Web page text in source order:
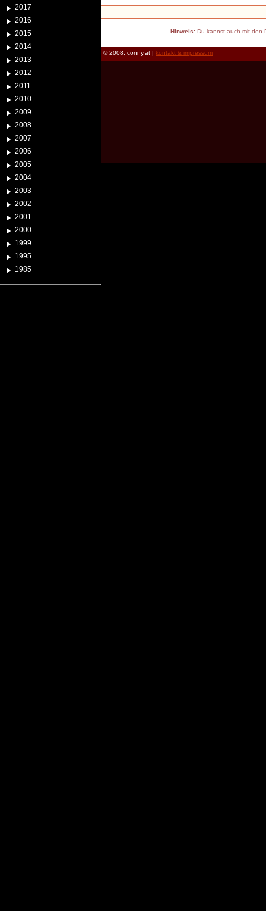
2017
2016
2015
2014
2013
2012
2011
2010
2009
2008
2007
2006
2005
2004
2003
2002
2001
2000
1999
1995
1985
Hinweis:Du kannst auch mit den
© 2008: conny.at | kontakt & impressum